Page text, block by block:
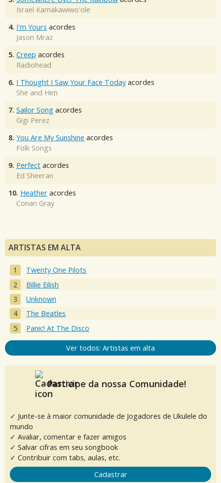
Israel Kamakawiwo'ole
4. I'm Yours acordes
Jason Mraz
5. Creep acordes
Radiohead
6. I Thought I Saw Your Face Today acordes
She and Him
7. Sailor Song acordes
Gigi Perez
8. You Are My Sunshine acordes
Folk Songs
9. Perfect acordes
Ed Sheeran
10. Heather acordes
Conan Gray
ARTISTAS EM ALTA
Twenty One Pilots
Billie Eilish
Unknown
The Beatles
Panic! At The Disco
Ver todos: Artistas em alta
Participe da nossa Comunidade!
✓ Junte-se à maior comunidade de Jogadores de Ukulele do
mundo
✓ Avaliar, comentar e fazer amigos
✓ Salvar cifras em seu songbook
✓ Contribuir com tabs, aulas, etc.
Cadastrar